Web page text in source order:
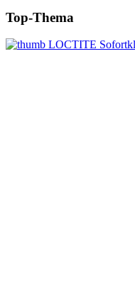
Top-Thema